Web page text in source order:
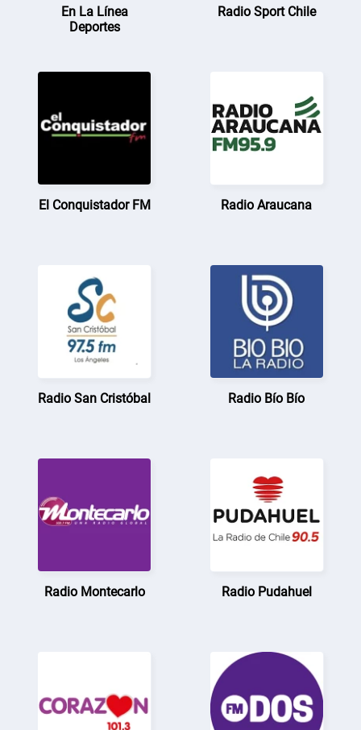
En La Línea
Deportes
Radio Sport Chile
El Conquistador FM Radio Araucana
Radio San Cristóbal Radio Bío Bío
Radio Montecarlo Radio Pudahuel